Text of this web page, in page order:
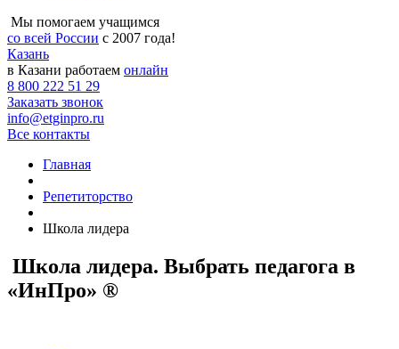
Мы помогаем учащимся
со всей России с 2007 года!
Казань
в Казани работаем онлайн
8 800 222 51 29
Заказать звонок
info@etginpro.ru
Все контакты
Главная
Репетиторство
Школа лидера
Школа лидера. Выбрать педагога в
«ИнПро» ®